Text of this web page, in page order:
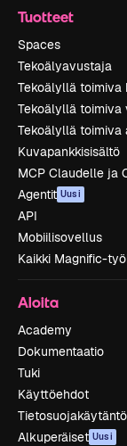
Tuotteet
Spaces
Tekoälyavustaja
Tekoälyllä toimiva
Tekoälyllä toimiva
Tekoälyllä toimiva
Kuvapankkisisältö
MCP Claudelle ja
Agentit Uusi
API
Mobiilisovellus
Kaikki Magnific-
Aloita
Academy
Dokumentaatio
Tuki
Käyttöehdot
Tietosuojakäytäntö
Alkuperäiset Uusi